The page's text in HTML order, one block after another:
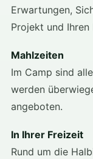
Erwartungen,
Projekt und
Mahlzeiten
Im Camp sind
werden
angeboten.
In Ihrer Freizeit
Rund um die